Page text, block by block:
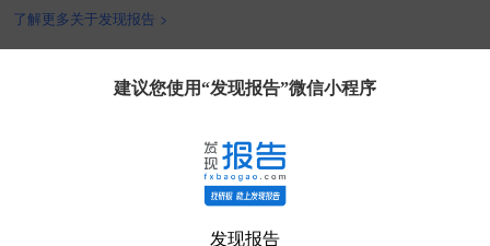
了解更多关于发现报告 >
客户端
建议您使用“发现报告”微信小程序
发现报告
APP